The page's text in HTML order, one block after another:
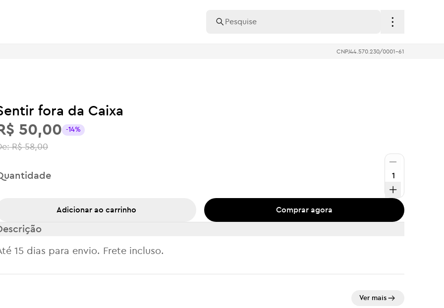
CNPJ44.570.230/0001-61
fora da Caixa
50,00 -14%
R$ 58,00
Comprar agora
Adicionar ao carrinho
15 dias para envio. Frete incluso.
Ver mais